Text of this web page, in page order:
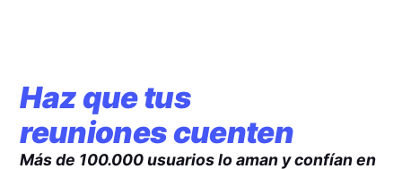
Haz que tus
reuniones cuenten
Más de 100.000 usuarios lo aman y confían en